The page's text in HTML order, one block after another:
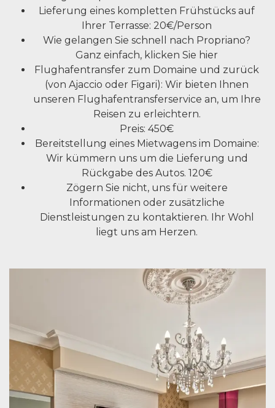
Lieferung eines kompletten Frühstücks auf
Ihrer Terrasse: 20€/Person
Wie gelangen Sie schnell nach Propriano?
Ganz einfach, klicken Sie hier
Flughafentransfer zum Domaine und zurück
(von Ajaccio oder Figari): Wir bieten Ihnen
unseren Flughafentransferservice an, um Ihre
Reisen zu erleichtern.
Preis: 450€
Bereitstellung eines Mietwagens im Domaine:
Wir kümmern uns um die Lieferung und
Rückgabe des Autos. 120€
Zögern Sie nicht, uns für weitere
Informationen oder zusätzliche
Dienstleistungen zu kontaktieren. Ihr Wohl
liegt uns am Herzen.